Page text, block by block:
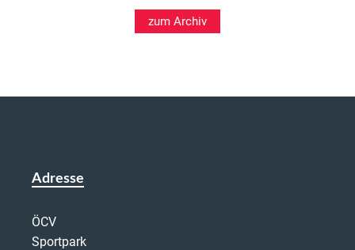
zum Archiv
Adresse
ÖCV
Sportpark